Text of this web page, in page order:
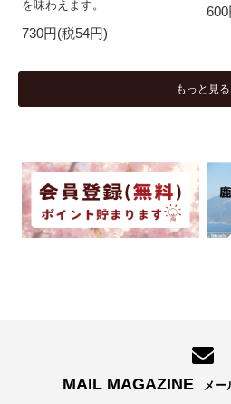
を味わえます。
730円(税54円)
もっと見る
MAIL MAGAZINE メ